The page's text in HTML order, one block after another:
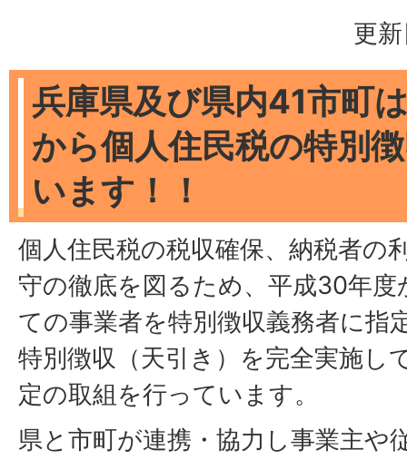
更
兵庫県及び県内41市町
から個人住民税の特別
います！！
個人住民税の税収確保、納税者の
守の徹底を図るため、平成30年
ての事業者を特別徴収義務者に指
特別徴収（天引き）を完全実施し
定の取組を行っています。
県と市町が連携・協力し事業主や